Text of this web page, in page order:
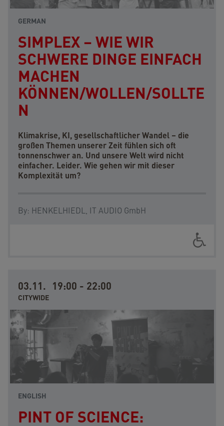
GERMAN
SIMPLEX – WIE WIR
SCHWERE DINGE EINFACH
MACHEN
KÖNNEN/WOLLEN/SOLLTE
N
Klimakrise, KI, gesellschaftlicher Wandel – die
großen Themen unserer Zeit fühlen sich oft
tonnenschwer an. Und unsere Welt wird nicht
einfacher. Leider. Wie gehen wir mit dieser
Komplexität um?
By: HENKELHIEDL, IT AUDIO GmbH
03.11. 19:00 - 22:00
CITYWIDE
ENGLISH
PINT OF SCIENCE: